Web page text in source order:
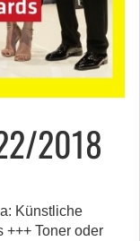
2018
Künstliche
+++ Toner oder